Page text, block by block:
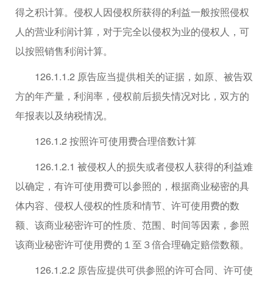
得之积计算。侵权人因侵权所获得的利益一般按照侵权
人的营业利润计算，对于完全以侵权为业的侵权人，可
以按照销售利润计算。
126.1.1.2 原告应当提供相关的证据，如原、被告双
方的年产量，利润率，侵权前后损失情况对比，双方的
年报表以及纳税情况。
126.1.2 按照许可使用费合理倍数计算
126.1.2.1 被侵权人的损失或者侵权人获得的利益难
以确定，有许可使用费可以参照的，根据商业秘密的具
体内容、侵权人侵权的性质和情节、许可使用费的数
额、该商业秘密许可的性质、范围、时间等因素，参照
该商业秘密许可使用费的１至３倍合理确定赔偿数额。
126.1.2.2 原告应提供可供参照的许可合同、许可使